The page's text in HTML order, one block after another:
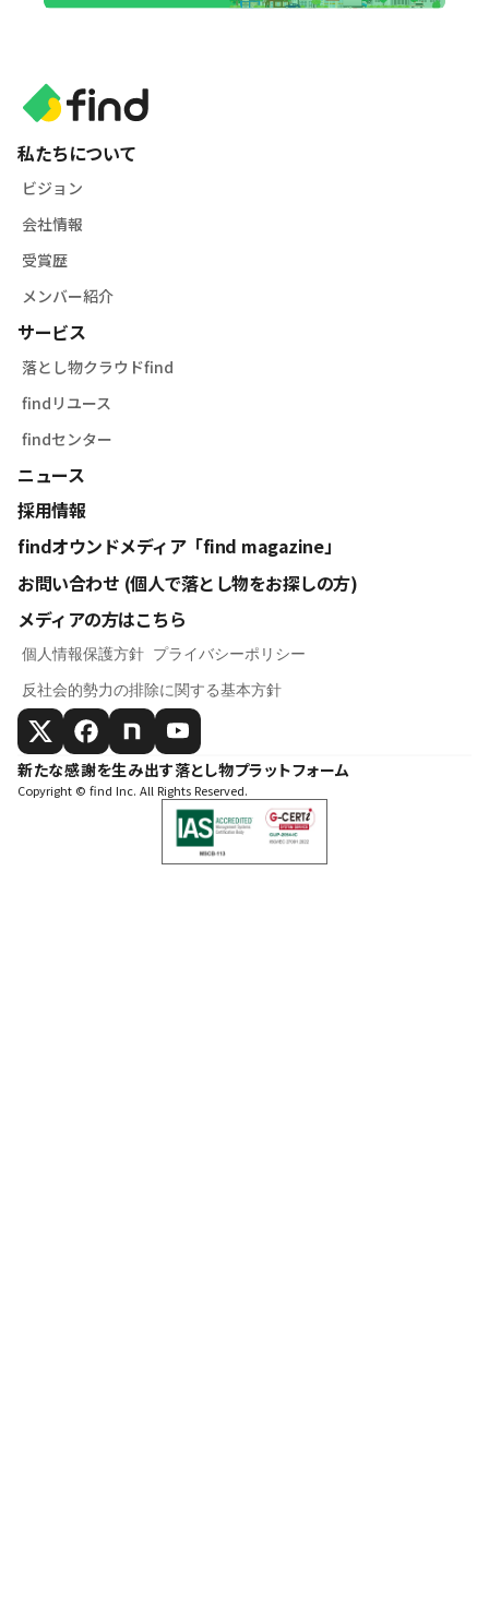
私たちについて
ビジョン
会社情報
受賞歴
メンバー紹介
サービス
落とし物クラウドfind
findリユース
findセンター
ニュース
採用情報
findオウンドメディア「find magazine」
お問い合わせ (個人で落とし物をお探しの方)
メディアの方はこちら
個人情報保護方針 プライバシーポリシー
反社会的勢力の排除に関する基本方針
新たな感謝を生み出す落とし物プラットフォーム
Copyright © find Inc. All Rights Reserved.